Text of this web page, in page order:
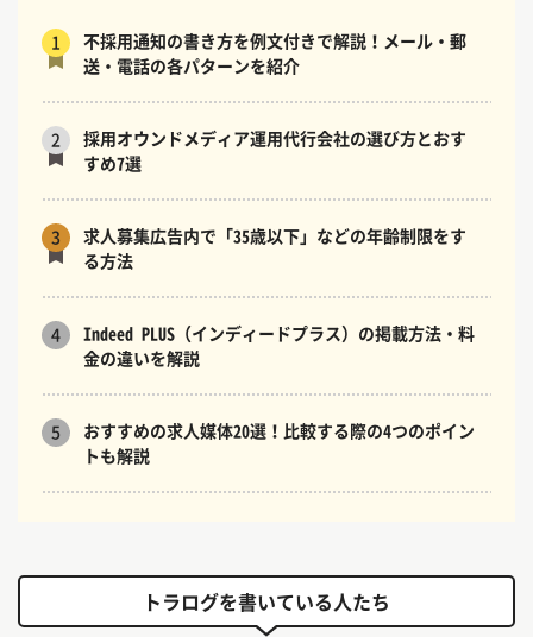
1
不採用通知の書き方を例文付きで解説！メール・郵
送・電話の各パターンを紹介
2
採用オウンドメディア運用代行会社の選び方とおす
すめ7選
3
求人募集広告内で「35歳以下」などの年齢制限をす
る方法
4
Indeed PLUS（インディードプラス）の掲載方法・料
金の違いを解説
5
おすすめの求人媒体20選！比較する際の4つのポイン
トも解説
トラログを書いている人たち